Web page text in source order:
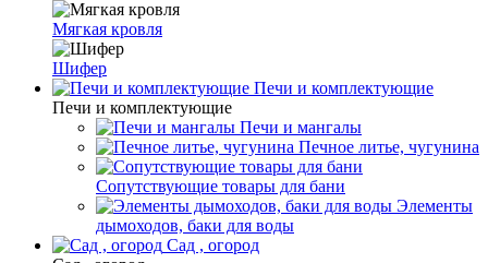
Мягкая кровля
Шифер
Печи и комплектующие
Печи и комплектующие
Печи и мангалы
Печное литье, чугунина
Сопутствующие товары для бани
Элементы
дымоходов, баки для воды
Сад , огород